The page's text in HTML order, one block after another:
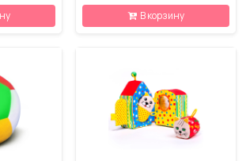
В корзину